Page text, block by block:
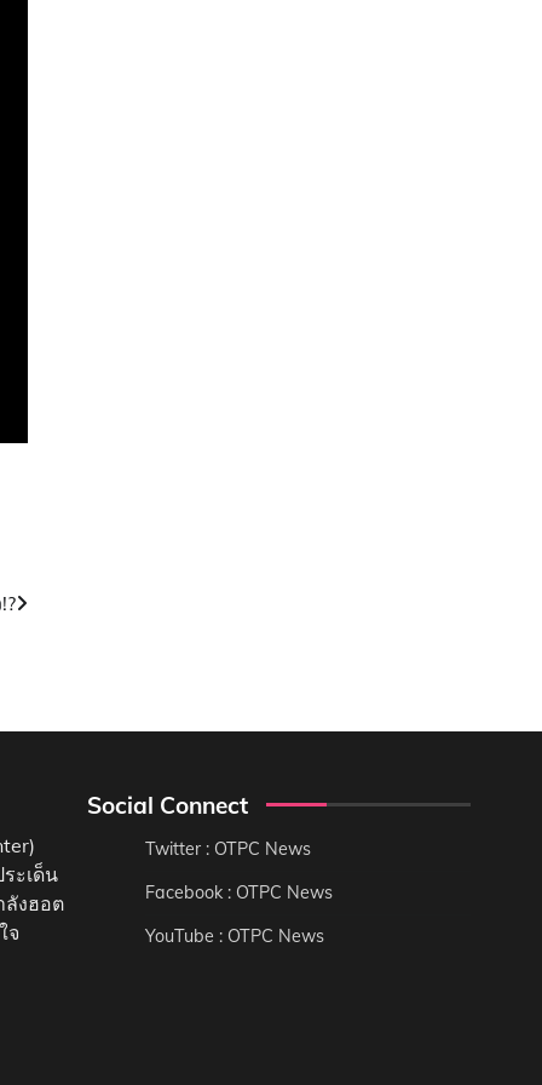
ะเด็น
ลังฮอต
จ
Social Connect
Twitter : OTPC News
Facebook : OTPC News
YouTube : OTPC News